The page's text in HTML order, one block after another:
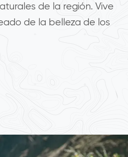
de la región. Vive
de la belleza de los